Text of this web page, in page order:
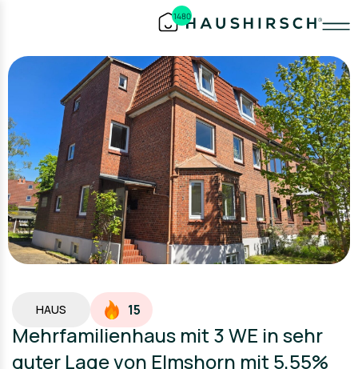
1480
HAUS 15
Mehrfamilienhaus mit 3 WE in sehr
guter Lage von Elmshorn mit 5,55%